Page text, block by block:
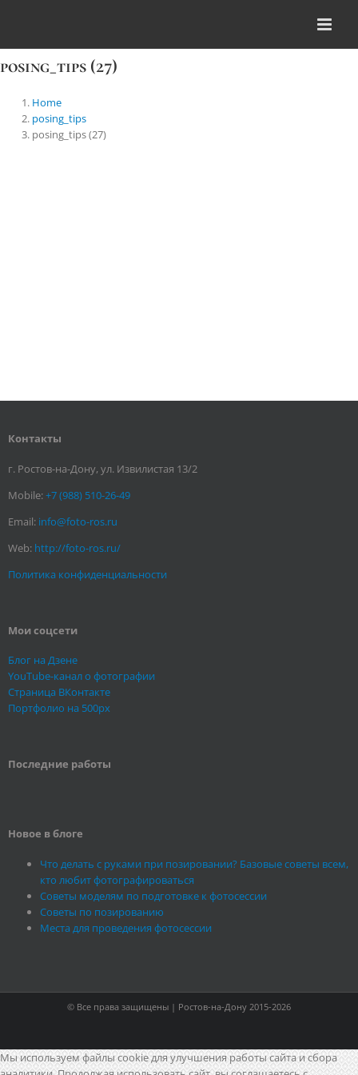
posing_tips (27)
Home
posing_tips
posing_tips (27)
Контакты
г. Ростов-на-Дону, ул. Извилистая 13/2
Mobile:+7 (988) 510-26-49
Email: info@foto-ros.ru
Web: http://foto-ros.ru/
Политика конфиденциальности
Мои соцсети
Блог на Дзене
YouTube-канал о фотографии
Страница ВКонтакте
Портфолио на 500px
Последние работы
Новое в блоге
Что делать с руками при позировании? Базовые советы всем,
кто любит фотографироваться
Советы моделям по подготовке к фотосессии
Советы по позированию
Места для проведения фотосессии
© Все права защищены | Ростов-на-Дону 2015-2026
Мы используем файлы cookie для улучшения работы сайта и сбора